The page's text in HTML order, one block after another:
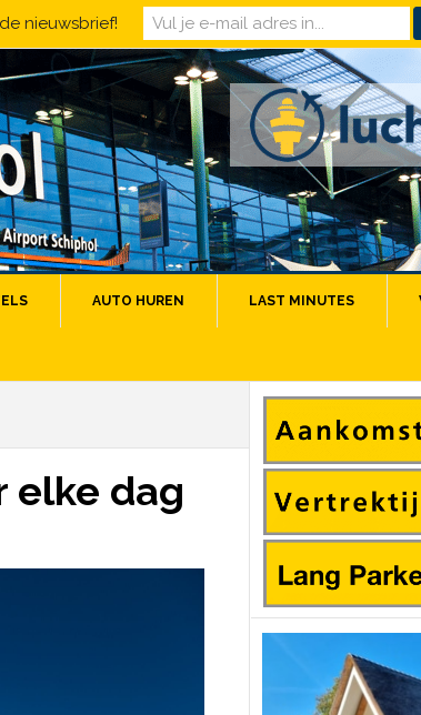
AUTO HUREN LAST MINUTES
elke dag
nieuwsbrief!